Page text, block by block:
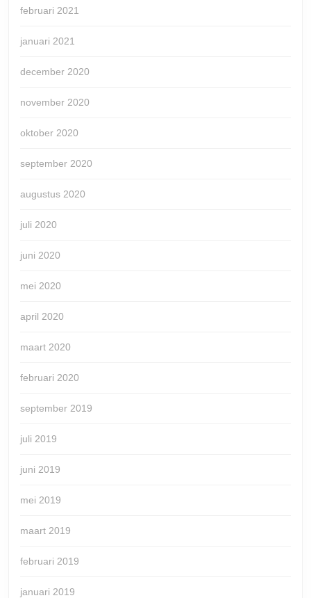
februari 2021
januari 2021
december 2020
november 2020
oktober 2020
september 2020
augustus 2020
juli 2020
juni 2020
mei 2020
april 2020
maart 2020
februari 2020
september 2019
juli 2019
juni 2019
mei 2019
maart 2019
februari 2019
januari 2019